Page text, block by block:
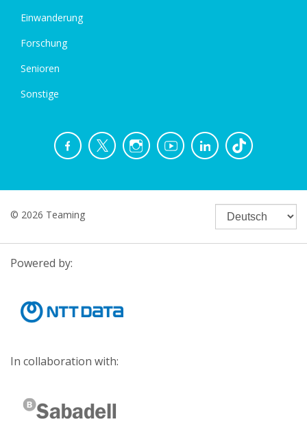
Einwanderung
Forschung
Senioren
Sonstige
© 2026 Teaming
Powered by:
In collaboration with: